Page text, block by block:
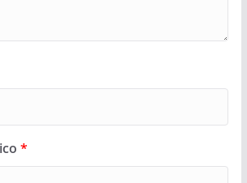
*